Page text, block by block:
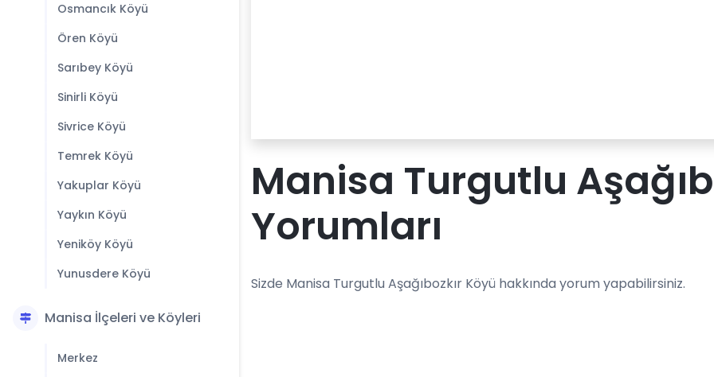
Osmancık Köyü
Ören Köyü
Sarıbey Köyü
Sinirli Köyü
Sivrice Köyü
Temrek Köyü
Yakuplar Köyü
Yaykın Köyü
Yeniköy Köyü
Yunusdere Köyü
Manisa İlçeleri ve Köyleri
Merkez
Manisa Turgutlu
Yorumları
Sizde Manisa Turgutlu Aşağıbozkır Köyü hakkında yorum yapabilirsiniz.